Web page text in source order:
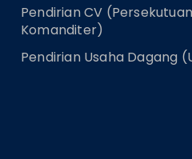
Pendirian CV (Persekutuan
Komanditer)
Pendirian Usaha Dagang